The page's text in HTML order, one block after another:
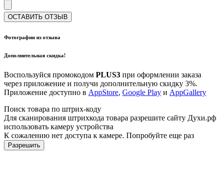
ОСТАВИТЬ ОТЗЫВ
Фотографии из отзыва
Дополнительная скидка!
Воспользуйся промокодом PLUS3 при оформлении заказа
через приложение и получи дополнительную скидку 3%.
Приложение доступно в AppStore, Google Play и AppGallery
Поиск товара по штрих-коду
Для сканирования штрихкода товара разрешите сайту Духи.рф
использовать камеру устройства
К сожалению нет доступа к камере. Попробуйте еще раз
Разрешить